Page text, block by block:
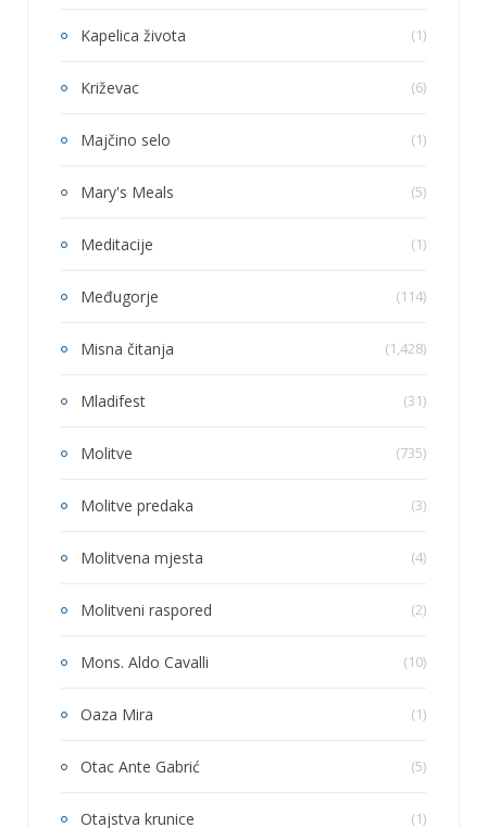
Kapelica života (1)
Križevac (6)
Majčino selo (1)
Mary's Meals (5)
Meditacije (1)
Međugorje (114)
Misna čitanja (1,428)
Mladifest (31)
Molitve (735)
Molitve predaka (3)
Molitvena mjesta (4)
Molitveni raspored (2)
Mons. Aldo Cavalli (10)
Oaza Mira (1)
Otac Ante Gabrić (5)
Otajstva krunice (1)